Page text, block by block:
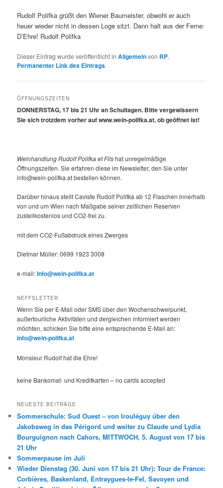
Rudolf Polifka grüßt den Wiener Baumeister, obwohl er auch
heuer wieder nicht in dessen Loge sitzt. Dann halt aus der Ferne:
D’Ehre! Rudolf Polifka
Dieser Eintrag wurde veröffentlicht inAllgemeinvon RP.
Permanenter Link des Eintrags.
ÖFFNUNGSZEITEN
DONNERSTAG, 17 bis 21 Uhr an Schultagen. Bitte vergewissern
Sie sich trotzdem vorher auf www.wein-polifka.at, ob geöffnet ist!
Weinhandlung Rudolf Polifka et Filshat unregelmäßige
Öffnungszeiten. Sie erfahren diese im Newsletter, den Sie unter
info@wein-polifka.at bestellen können.
Darüber hinaus stellt Caviste Rudolf Polifka ab 12 Flaschen innerhalb
von und um Wien nach Maßgabe seiner zeitlichen Reserven
zustellkostenlos und CO2-frei zu.
mit dem CO2-Fußabdruck eines Zwerges
Dietmar Müller: 0699 1923 3008
e-mail:info@wein-polifka.at
NEFFSLETTER
Wenn Sie per E-Mail oder SMS über den Wochenschwerpunkt,
außertourliche Aktivitäten und dergleichen informiert werden
möchten, schicken Sie bitte eine entsprechende E-Mail an:
info@wein-polifka.at
Monsieur Rudolf hat die Ehre!
keine Bankomat- und Kreditkarten – no cards accepted
NEUESTE BEITRÄGE
Sommerschule: Sud Ouest – von Irouléguy über den
Jakobsweg in das Périgord und weiter zu Claude und Lydia
Bourguignon nach Cahors, MITTWOCH, 5. August von 17 bis
21 Uhr
Sommerpause im Juli
Wieder Dienstag (30. Juni von 17 bis 21 Uhr): Tour de France:
Corbières, Baskenland, Entraygues-le-Fel, Savoyen und